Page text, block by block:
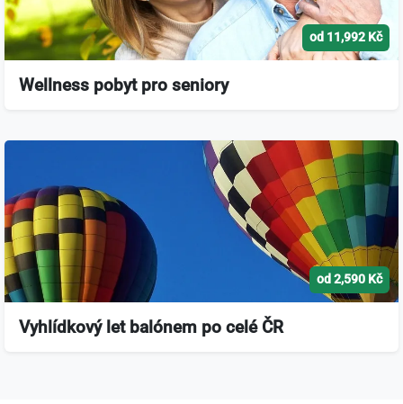
od 11,992 Kč
Wellness pobyt pro seniory
od 2,590 Kč
Vyhlídkový let balónem po celé ČR